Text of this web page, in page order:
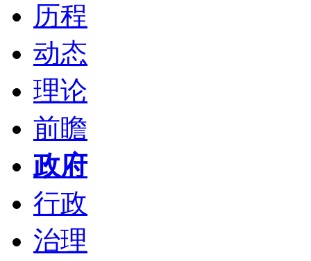
历程
动态
理论
前瞻
政府
行政
治理